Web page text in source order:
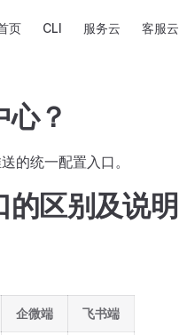
页 CLI 服务云 客服云
？
的统一配置入口。
区别及说明
企微端 飞书端